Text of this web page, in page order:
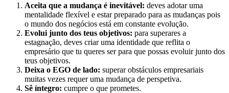
Aceita que a mudança é inevitável: deves adotar uma
mentalidade flexível e estar preparado para as mudanças pois
o mundo dos negócios está em constante evolução.
Evolui junto dos teus objetivos: para superares a
estagnação, deves criar uma identidade que reflita o
empresário que tu queres ser para que possas evoluir junto dos
teus objetivos.
Deixa o EGO de lado: superar obstáculos empresariais
muitas vezes requer uma mudança de perspetiva.
Sê íntegro: cumpre o que prometes.